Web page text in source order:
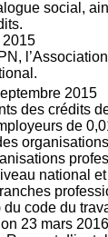
social,
2015
2015
des crédits
de
national
du code du
23 mars 2016